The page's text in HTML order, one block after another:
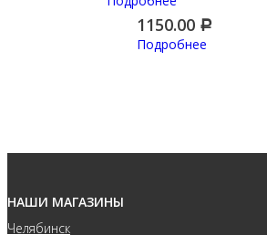
1150.00 Р
Подробнее
НАШИ МАГАЗИНЫ
Челябинск